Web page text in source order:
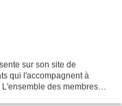
sur son site de
qui l'accompagnent à
des membres